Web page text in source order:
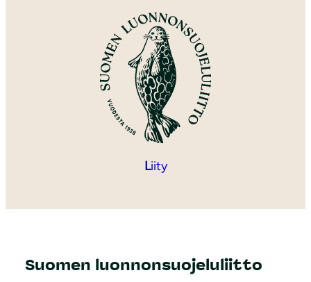
Liity
Suomen luonnonsuojeluliitto